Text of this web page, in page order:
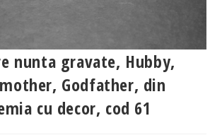
nunta gravate, Hubby,
Godfather, din
cu decor, cod 61